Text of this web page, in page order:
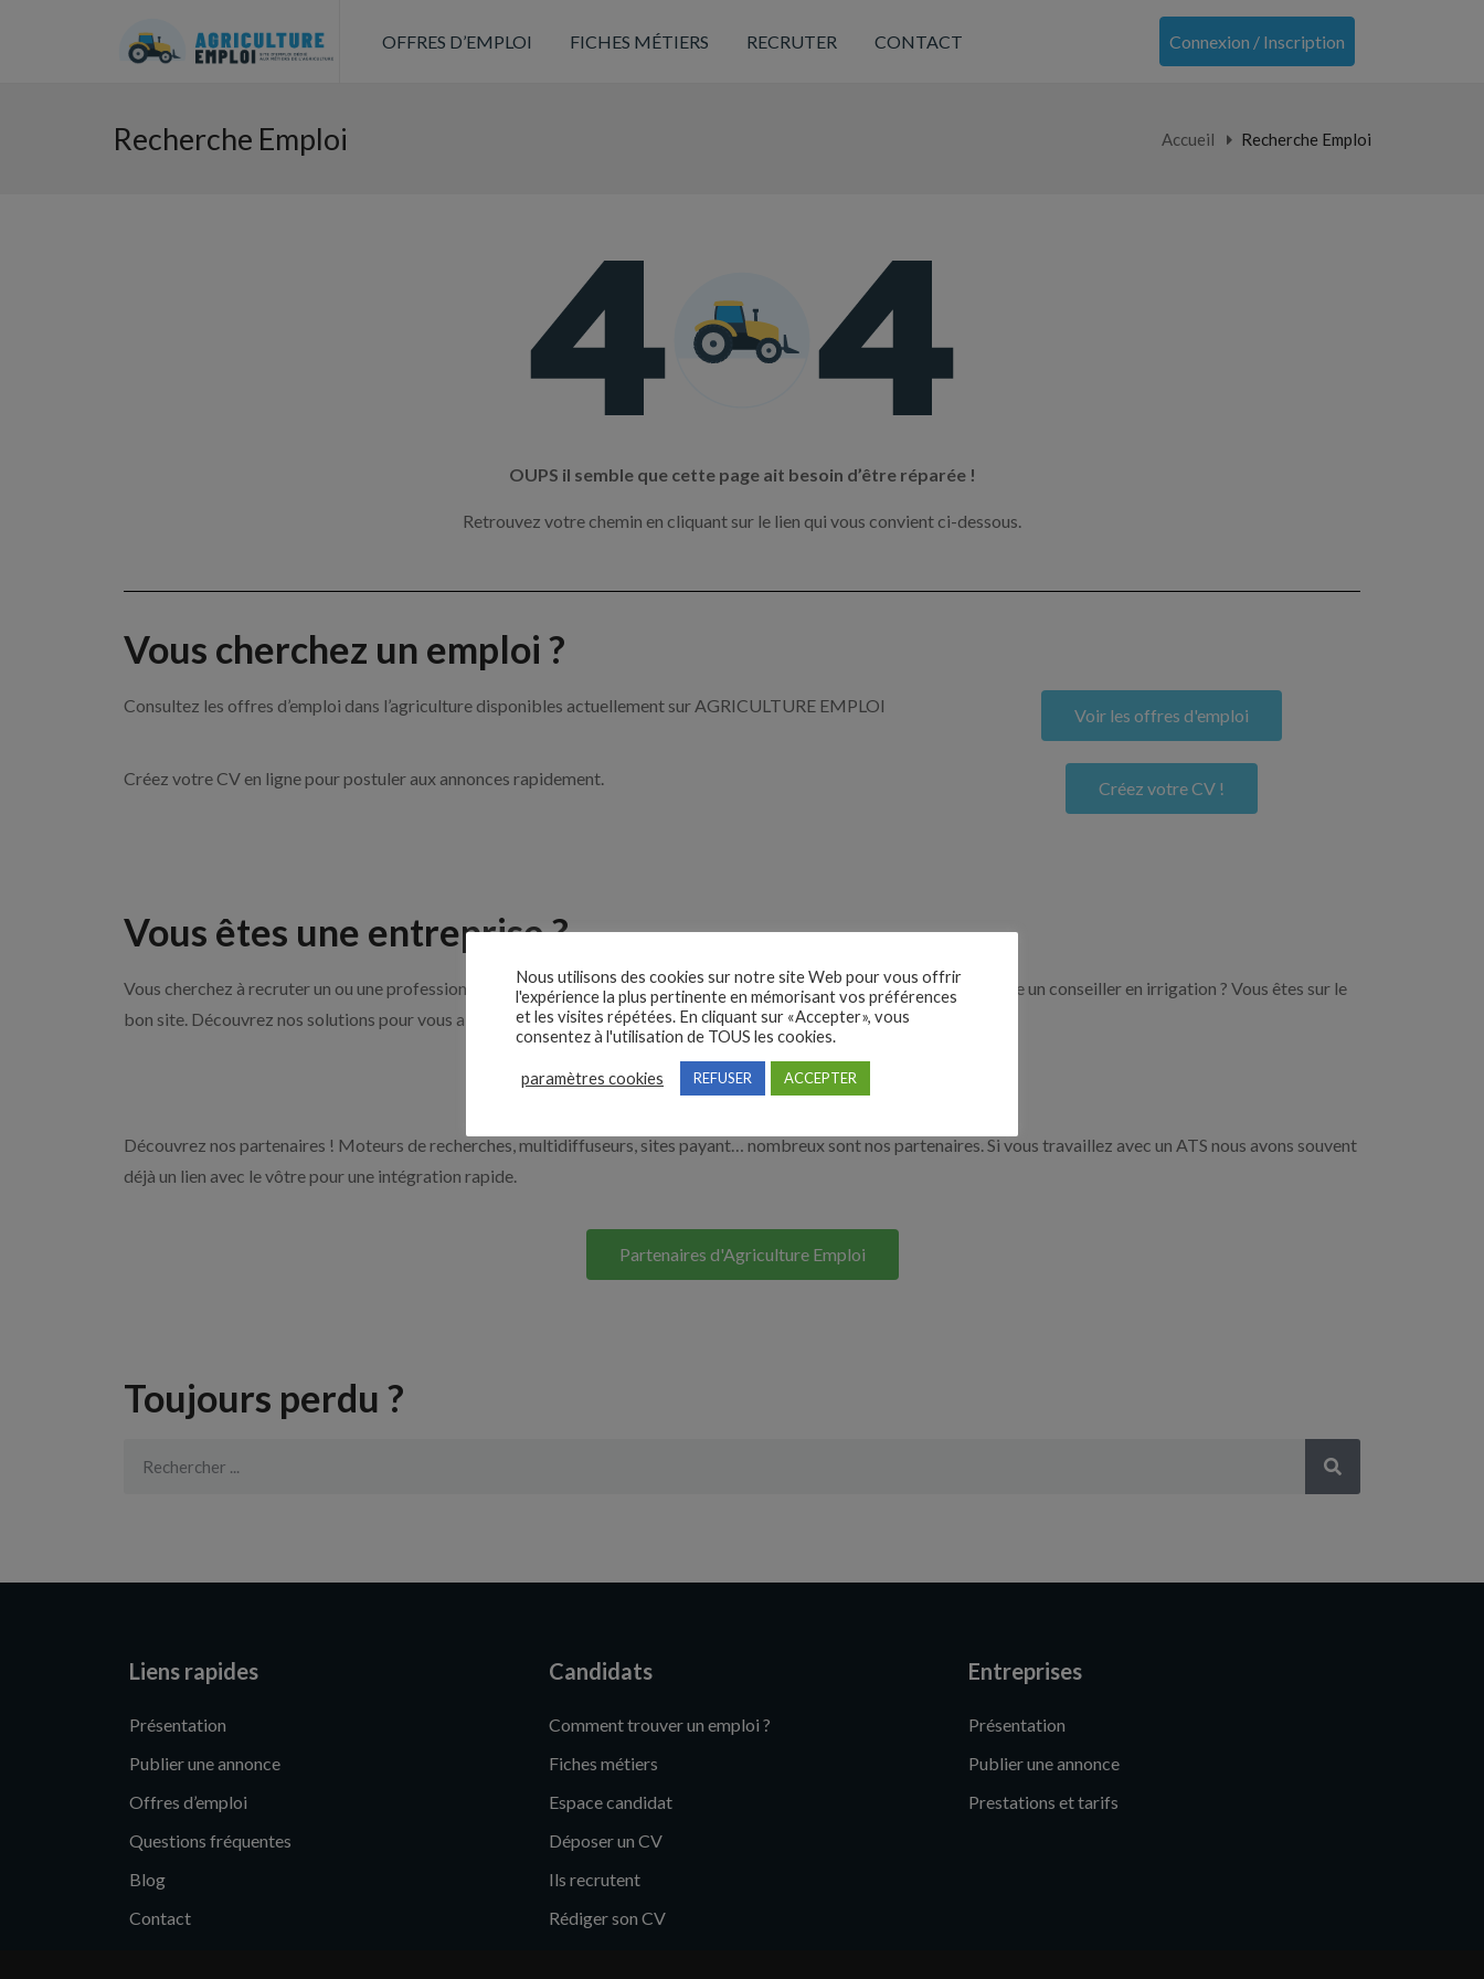
OFFRES D’EMPLOI FICHES MÉTIERS RECRUTER CONTACT Connexion / Inscription
Recherche Emploi Accueil Recherche Emploi
OUPS il semble que cette page ait besoin d’être réparée !
Retrouvez votre chemin en cliquant sur le lien qui vous convient ci-dessous.
Vous cherchez un emploi ?
Consultez les offres d’emploi dans l’agriculture disponibles actuellement sur AGRICULTURE EMPLOI Voir les offres d'emploi
Créez votre CV en ligne pour postuler aux annonces rapidement. Créez votre CV !
Vous êtes une entreprise ?
Vous cherchez à recruter un ou une professionnelle de l’agriculture par exemple un tractoriste, un arboriculteur ou encore un conseiller en irrigation ? Vous êtes sur le
bon site. Découvrez nos solutions pour vous aider à recruter en cliquant sur le bouton ci-dessous.
Nos solutions entreprises
Découvrez nos partenaires ! Moteurs de recherches, multidiffuseurs, sites payant… nombreux sont nos partenaires. Si vous travaillez avec un ATS nous avons souvent
déjà un lien avec le vôtre pour une intégration rapide.
Partenaires d'Agriculture Emploi
Toujours perdu ?
Liens rapides
Présentation
Publier une annonce
Offres d’emploi
Questions fréquentes
Blog
Contact
Candidats
Comment trouver un emploi ?
Fiches métiers
Espace candidat
Déposer un CV
Ils recrutent
Rédiger son CV
Entreprises
Présentation
Publier une annonce
Prestations et tarifs
Nous utilisons des cookies sur notre site Web pour vous offrir
l'expérience la plus pertinente en mémorisant vos préférences
et les visites répétées. En cliquant sur «Accepter», vous
consentez à l'utilisation de TOUS les cookies.
paramètres cookies REFUSER ACCEPTER